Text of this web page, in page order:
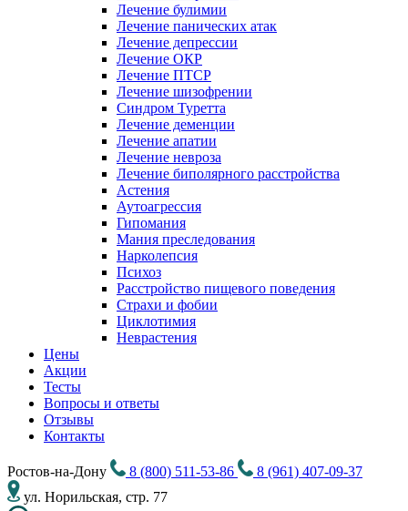
Лечение булимии
Лечение панических атак
Лечение депрессии
Лечение ОКР
Лечение ПТСР
Лечение шизофрении
Синдром Туретта
Лечение деменции
Лечение апатии
Лечение невроза
Лечение биполярного расстройства
Астения
Аутоагрессия
Гипомания
Мания преследования
Нарколепсия
Психоз
Расстройство пищевого поведения
Cтрахи и фобии
Циклотимия
Неврастения
Цены
Акции
Тесты
Вопросы и ответы
Отзывы
Контакты
Ростов-на-Дону 8 (800) 511-53-86
8 (961) 407-09-37
ул. Норильская, стр. 77